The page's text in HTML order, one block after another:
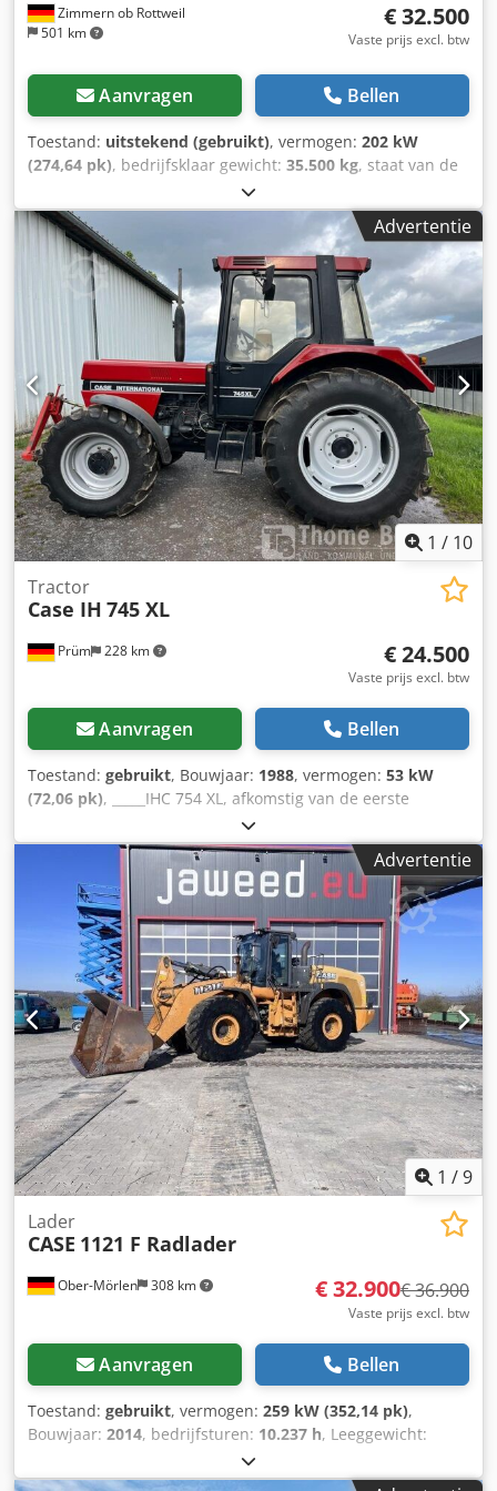
Zimmern ob Rottweil
501 km
€ 32.500
Vaste prijs excl. btw
Aanvragen Bellen
Toestand: uitstekend (gebruikt), vermogen: 202 kW
(274,64 pk), bedrijfsklaar gewicht: 35.500 kg, staat van de
2006, bedrijfsturen:
Uitrusting:airconditioning, CASE CX330 Bouwjaar: 2006
Bedrijfstijden: 9.139 uur Gesloten cabine Airconditioning
Radio Centrale smering Standaard giek Steel: 3,30 m
Volledige hydraulische leidingen (voor hamer, grijper,
schaar) Snelwisselsysteem OQ80 1x bak – 800 mm breed
1x grijper – functioneert, maar heeft reparatie nodig
Onderstel in goede staat, circa 70% over Bodemplaten 600
mm breed Dkodpfxezp Rm Rs Adgsr Isuzu motor met 202
kW CE-keuring Transportafmetingen: 10,8 x 3 x 3,40 m
Bedrijfsgewicht: 35,5 ton.
Advertentie
1 / 10
Prüm 228 km
Tractor
Case IH 745 XL
€ 24.500
Vaste prijs excl. btw
Aanvragen Bellen
Toestand: gebruikt, Bouwjaar: 1988, vermogen: 53 kW
(72,06 pk), _____IHC 754 XL, afkomstig van de eerste
eigenaar, in uitstekende staat. Bedrijfstijden: ca. 8.600 uur.
Bouwjaar: 1988. Voorste hefinrichting. Voorste aftakas. 30
km/u versnellingsbak. Prijs: € 24.500,00 (exclusief BTW).
Locatie: null Djdpjzdmutsfx Adgekr
Advertentie
1 /9
Ober-Mörlen 308 km
Lader
CASE 1121 F Radlader
€ 32.900€ 36.900
Vaste prijs excl. btw
Aanvragen Bellen
Toestand: gebruikt, vermogen: 259 kW (352,14 pk),
Bouwjaar: 2014, bedrijfsturen: 10.237 h, Leeggewicht:
27.024 kg Neem contact op met Emal Jaweed voor meer
informatie. Wiellader, Case 1121F, bouwjaar 2014,